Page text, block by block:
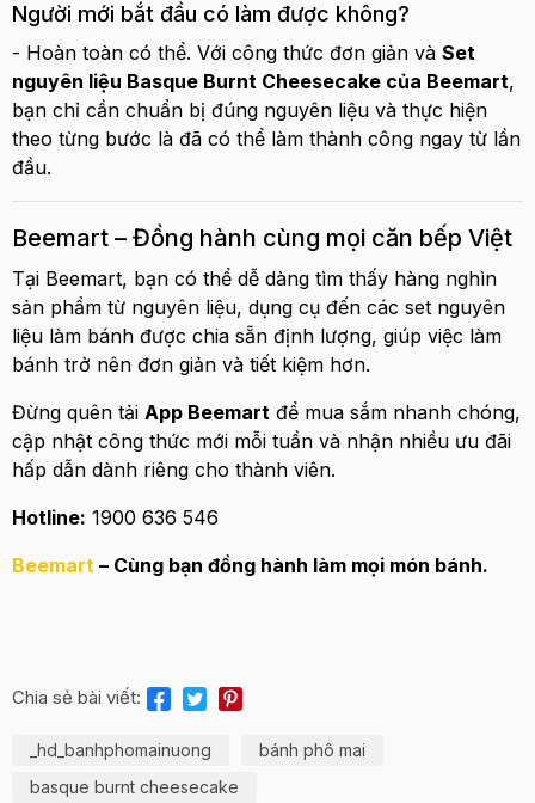
Người mới bắt đầu có làm được không?
- Hoàn toàn có thể. Với công thức đơn giản và Set
nguyên liệu Basque Burnt Cheesecake của Beemart,
bạn chỉ cần chuẩn bị đúng nguyên liệu và thực hiện
theo từng bước là đã có thể làm thành công ngay từ lần
đầu.
Beemart – Đồng hành cùng mọi căn bếp Việt
Tại Beemart, bạn có thể dễ dàng tìm thấy hàng nghìn
sản phẩm từ nguyên liệu, dụng cụ đến các set nguyên
liệu làm bánh được chia sẵn định lượng, giúp việc làm
bánh trở nên đơn giản và tiết kiệm hơn.
Đừng quên tải App Beemart để mua sắm nhanh chóng,
cập nhật công thức mới mỗi tuần và nhận nhiều ưu đãi
hấp dẫn dành riêng cho thành viên.
Hotline: 1900 636 546
Beemart – Cùng bạn đồng hành làm mọi món bánh.
Chia sẻ bài viết:
_hd_banhphomainuong
bánh phô mai
basque burnt cheesecake